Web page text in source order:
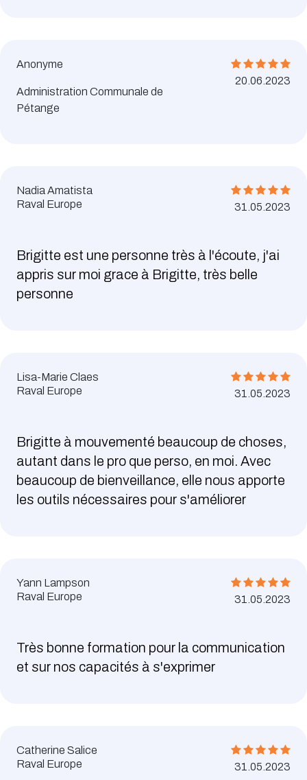
Anonyme
Administration Communale de
Pétange
20.06.2023
Nadia Amatista
Raval Europe
31.05.2023
Brigitte est une personne très à l'écoute, j'ai
appris sur moi grace à Brigitte, très belle
personne
Lisa-Marie Claes
Raval Europe
31.05.2023
Brigitte à mouvementé beaucoup de choses,
autant dans le pro que perso, en moi. Avec
beaucoup de bienveillance, elle nous apporte
les outils nécessaires pour s'améliorer
Yann Lampson
Raval Europe
31.05.2023
Très bonne formation pour la communication
et sur nos capacités à s'exprimer
Catherine Salice
Raval Europe
31.05.2023